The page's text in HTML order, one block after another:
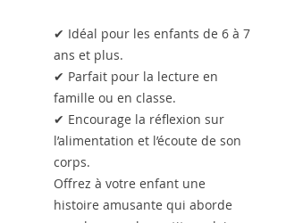
✔ Idéal pour les enfants de 6 à 7
ans et plus.
✔ Parfait pour la lecture en
famille ou en classe.
✔ Encourage la réflexion sur
l’alimentation et l’écoute de son
corps.
Offrez à votre enfant une
histoire amusante qui aborde